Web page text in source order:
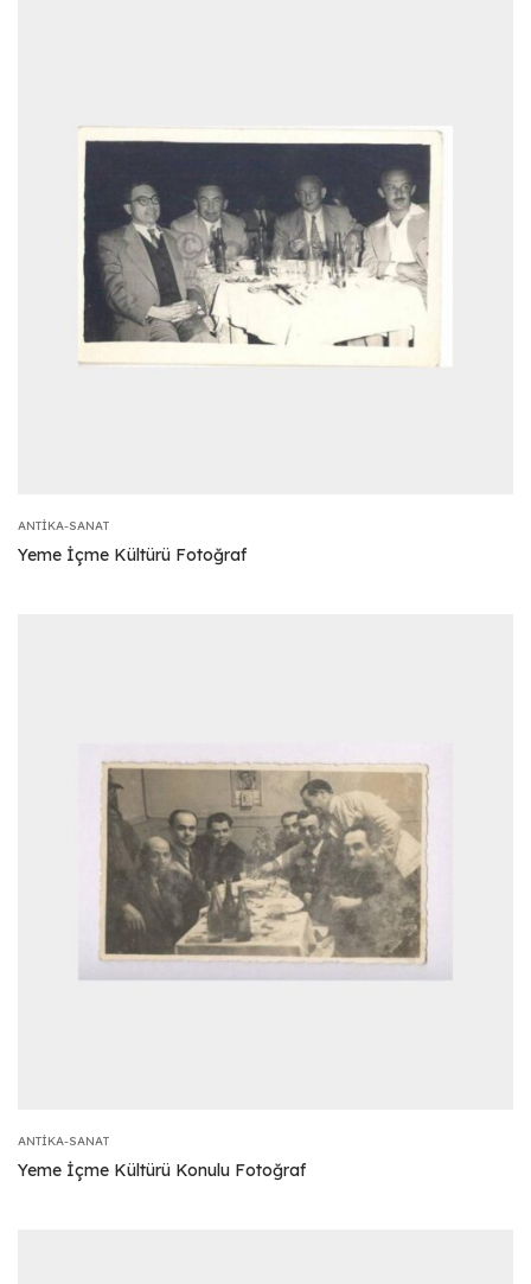
ANTIKA-SANAT
Yeme İçme Kültürü Fotoğraf
ANTIKA-SANAT
Yeme İçme Kültürü Konulu Fotoğraf